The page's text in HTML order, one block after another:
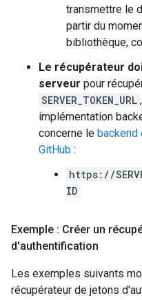
transmettre le
partir du
bibliothèque,
Le récupérateur
serveur pour
SERVER_TOKEN_URL
implémentation
concerne le backend
GitHub :
https://
ID
Exemple : Créer un
d'authentification
Les exemples suivants
récupérateur de jetons